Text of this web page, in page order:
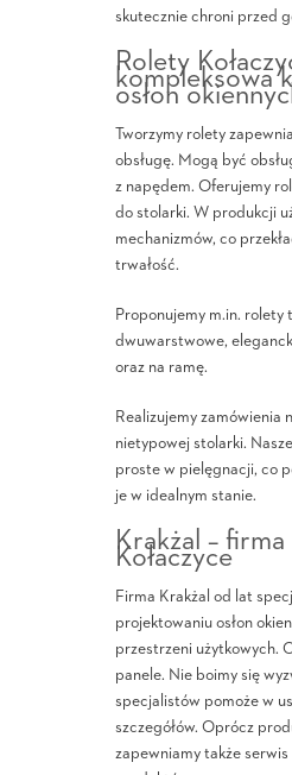
skutecznie chroni przed
Rolety
kompleksowa
osłon
Tworzymy rolety
obsługę. Mogą być
z napędem. Oferujemy
do stolarki. W produkcji
mechanizmów, co
trwałość.
Proponujemy m.in. rolety
dwuwarstwowe,
oraz na ramę.
Realizujemy zamówienia
nietypowej stolarki.
proste w pielęgnacji, co
je w idealnym stanie.
Krakżal –
Kołaczyce
Firma Krakżal od lat
projektowaniu osłon
przestrzeni użytkowych.
panele. Nie boimy się
specjalistów pomoże w
szczegółów. Oprócz
zapewniamy także serwis